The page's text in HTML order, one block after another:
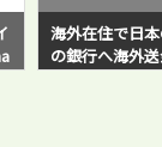
海外在住で日
の銀行へ海外
sferWise）の